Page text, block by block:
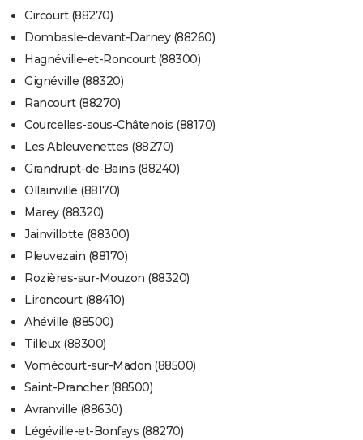
Circourt (88270)
Dombasle-devant-Darney (88260)
Hagnéville-et-Roncourt (88300)
Gignéville (88320)
Rancourt (88270)
Courcelles-sous-Châtenois (88170)
Les Ableuvenettes (88270)
Grandrupt-de-Bains (88240)
Ollainville (88170)
Marey (88320)
Jainvillotte (88300)
Pleuvezain (88170)
Rozières-sur-Mouzon (88320)
Lironcourt (88410)
Ahéville (88500)
Tilleux (88300)
Vomécourt-sur-Madon (88500)
Saint-Prancher (88500)
Avranville (88630)
Légéville-et-Bonfays (88270)